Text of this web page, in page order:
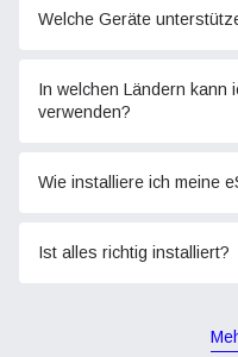
Welche Geräte
In welchen Ländern kann
verwenden?
Wie installiere ich meine
Ist alles richtig installiert?